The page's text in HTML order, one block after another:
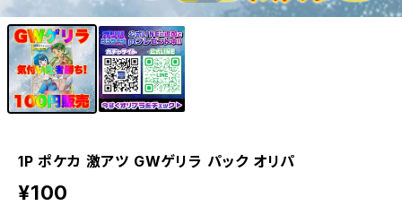
1P ポケカ 激アツ GWゲリラ パック オリパ
¥100